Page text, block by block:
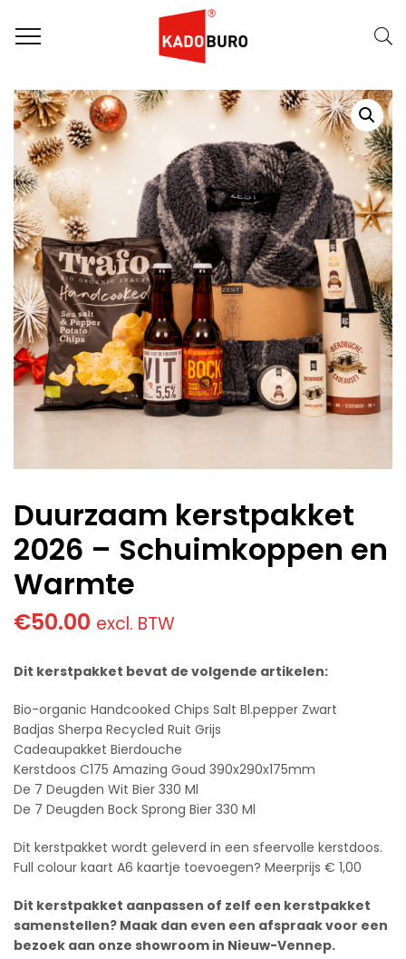
Home
Kerstpakketten - Duurzaam
Duurzaam kerstpakket 2026 – Schuimkoppen en Warmte
Duurzaam kerstpakket
2026 – Schuimkoppen en
Warmte
€50.00 excl. BTW
Dit kerstpakket bevat de volgende artikelen:
Bio-organic Handcooked Chips Salt Bl.pepper Zwart
Badjas Sherpa Recycled Ruit Grijs
Cadeaupakket Bierdouche
Kerstdoos C175 Amazing Goud 390x290x175mm
De 7 Deugden Wit Bier 330 Ml
De 7 Deugden Bock Sprong Bier 330 Ml
Dit kerstpakket wordt geleverd in een sfeervolle kerstdoos.
Full colour kaart A6 kaartje toevoegen? Meerprijs € 1,00
Dit kerstpakket aanpassen of zelf een kerstpakket
samenstellen? Maak dan even een afspraak voor een
bezoek aan onze showroom in Nieuw-Vennep.